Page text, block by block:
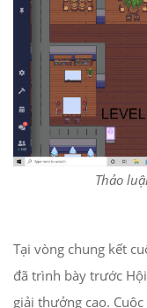
Thảo
Tại vòng chung kết
đã trình bày trước
giải thưởng cao.